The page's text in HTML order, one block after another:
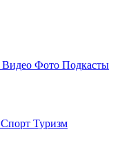
Видео Фото Подкасты
Спорт Туризм